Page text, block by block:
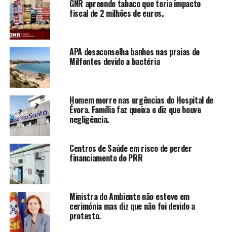
GNR apreende tabaco que teria impacto
fiscal de 2 milhões de euros.
APA desaconselha banhos nas praias de
Milfontes devido a bactéria
Homem morre nas urgências do Hospital de
Évora. Família faz queixa e diz que houve
negligência.
Centros de Saúde em risco de perder
financiamento do PRR
Ministra do Ambiente não esteve em
cerimónia mas diz que não foi devido a
protesto.